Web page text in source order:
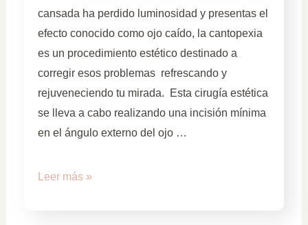
cansada ha perdido luminosidad y presentas el
efecto conocido como ojo caído, la cantopexia
es un procedimiento estético destinado a
corregir esos problemas refrescando y
rejuveneciendo tu mirada. Esta cirugía estética
se lleva a cabo realizando una incisión mínima
en el ángulo externo del ojo …
Leer más »